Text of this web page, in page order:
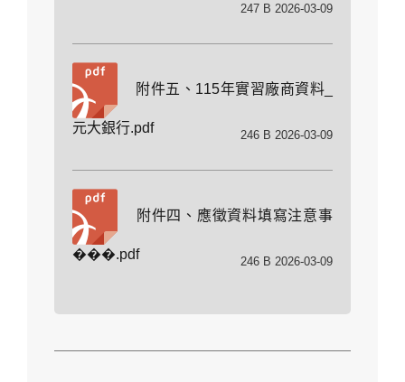
247 B 2026-03-09
附件五、115年實習廠商資料_
元大銀行.pdf 246 B 2026-03-09
附件四、應徵資料填寫注意事
���.pdf 246 B 2026-03-09